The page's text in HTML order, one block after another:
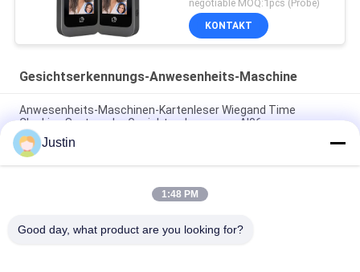
Management
negotiable MOQ:1pcs (Probe)
KONTAKT
Gesichtserkennungs-Anwesenheits-Maschine
Anwesenheits-Maschinen-Kartenleser Wiegand Time
Clocking System der Gesichtserkennungs-AI06
5 Zoll-Gesichtserkennungs-Anwesenheits-Maschine
Biomtric-Zeiterfassung
Linux 3,10 Zugriffskontrolle des 4,3 Zoll-Gesichts-Biometrie-
Justin
1:48 PM
Good day, what product are you looking for?